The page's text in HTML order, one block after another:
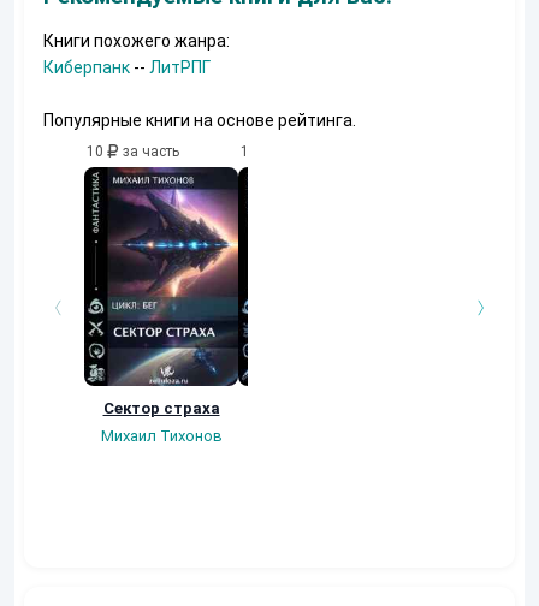
Книги похожего жанра:
Киберпанк -- ЛитРПГ
Популярные книги на основе рейтинга.
10 за часть
Сектор страха
Михаил Тихонов
10